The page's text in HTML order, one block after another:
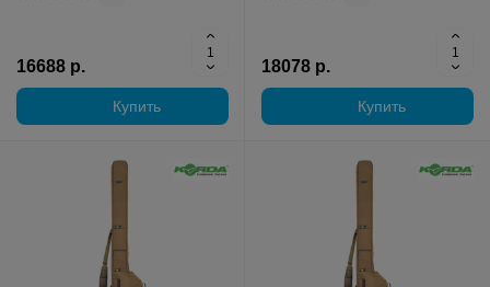
16688 р.
Купить
18078 р.
Купить